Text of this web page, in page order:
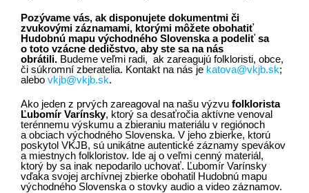
Pozývame vás, ak disponujete dokumentmi či
zvukovými záznamami, ktorými môžete obohatiť
Hudobnú mapu východného Slovenska a podeliť sa
o toto vzácne dedičstvo, aby ste sa na nás
obrátili. Budeme veľmi radi, ak zareagujú folkloristi, obce,
či súkromní zberatelia. Kontakt na nás je katova@vkjb.sk;
alebo vkjb@vkjb.sk.
Ako jeden z prvých zareagoval na našu výzvu folklorista
Ľubomír Varínsky, ktorý sa desaťročia aktívne venoval
terénnemu výskumu a zbieraniu materiálu v regiónoch
a obciach východného Slovenska. V jeho zbierke, ktorú
poskytol VKJB, sú unikátne autentické záznamy spevákov
a miestnych folkloristov. Ide aj o veľmi cenný materiál,
ktorý by sa inak nepodarilo uchovať. Ľubomír Varínsky
vďaka svojej archívnej zbierke obohatil Hudobnú mapu
východného Slovenska o stovky audio a video záznamov.